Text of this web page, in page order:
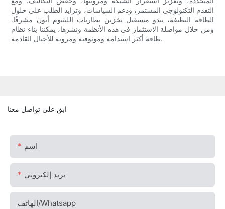
التقدم التكنولوجي المستمر، ودعم السياسات، وتزايد الطلب على حلول
الطاقة النظيفة، يبدو مستقبل تخزين بطاريات الليثيوم أيون مشرقًا.
ومن خلال مواصلة الاستثمار في هذه الأنظمة ونشرها، يمكننا بناء نظام
طاقة أكثر استدامة وموثوقية ومرونة للأجيال القادمة.
ابق على تواصل معنا
اسم
بريد إلكتروني
الهاتف/whatsapp